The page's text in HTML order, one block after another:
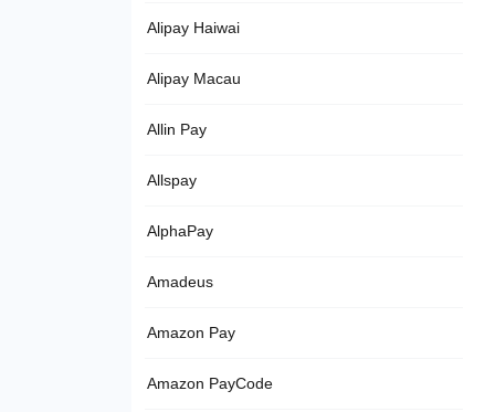
Alipay Haiwai
Alipay Macau
Allin Pay
Allspay
AlphaPay
Amadeus
Amazon Pay
Amazon PayCode